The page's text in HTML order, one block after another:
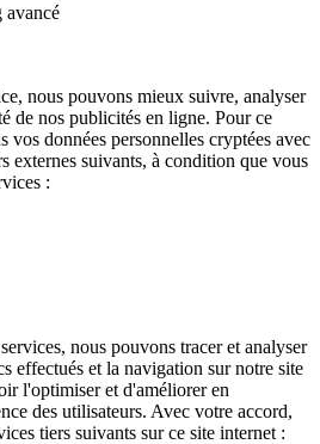
avancé
nous pouvons mieux suivre, analyser
de nos publicités en ligne. Pour ce
vos données personnelles cryptées avec
externes suivants, à condition que vous
:
nous pouvons tracer et analyser
effectués et la navigation sur notre site
l'optimiser et d'améliorer en
des utilisateurs. Avec votre accord,
tiers suivants sur ce site internet :